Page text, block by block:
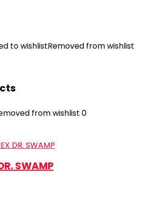
to wishlistRemoved from wishlist
from wishlist 0
SWAMP